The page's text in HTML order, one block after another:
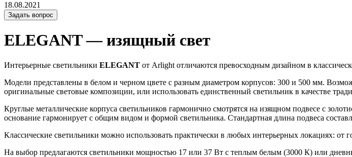
18.08.2021
Задать вопрос
ELEGANT — изящный свет
Интерьерные светильники ELEGANT от Arlight отличаются превосходным дизайном в
Модели представлены в белом и черном цвете с разным диаметром корпусов: 300 и 500 мм.
оригинальные световые композиции, или использовать единственный светильник в качестве
Круглые металлические корпуса светильников гармонично смотрятся на изящном подвесе с
основание гармонирует с общим видом и формой светильника. Стандартная длина подвеса
Классические светильники можно использовать практически в любых интерьерных локациях:
На выбор предлагаются светильники мощностью 17 или 37 Вт с теплым белым (3000 К) или